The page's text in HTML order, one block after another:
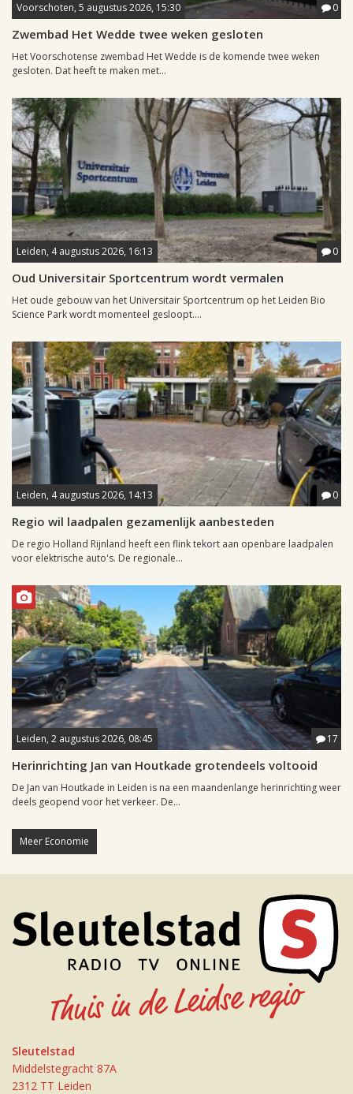
Voorschoten, 5 augustus 2026, 15:30 0
Zwembad Het Wedde twee weken gesloten
Het Voorschotense zwembad Het Wedde is de komende twee weken
gesloten. Dat heeft te maken met...
Leiden, 4 augustus 2026, 16:13 0
Oud Universitair Sportcentrum wordt vermalen
Het oude gebouw van het Universitair Sportcentrum op het Leiden Bio
Science Park wordt momenteel gesloopt....
Leiden, 4 augustus 2026, 14:13 0
Regio wil laadpalen gezamenlijk aanbesteden
De regio Holland Rijnland heeft een flink tekort aan openbare laadpalen
voor elektrische auto's. De regionale...
Leiden, 2 augustus 2026, 08:45 17
Herinrichting Jan van Houtkade grotendeels voltooid
De Jan van Houtkade in Leiden is na een maandenlange herinrichting weer
deels geopend voor het verkeer. De...
Meer Economie
Sleutelstad
Middelstegracht 87A
2312 TT Leiden